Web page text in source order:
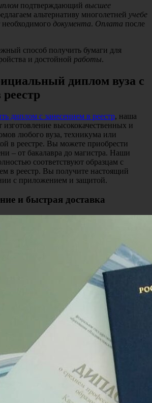
подтверждающий высшее
альтернативу многолетней учебе
необходимого документа. Оплата после
способ получить бумаги для
и достойной работы.
диплом вуза с
диплом с занесением в реестр, наша
изготовление высококачественных и
любого вуза, техникума или
в реестре. Вы можете приобрести
– от бакалавра до магистра. Наши
соответствуют образцам с
в реестр. Вы получите настоящий
с приложением и защитой.
и быстрая доставка